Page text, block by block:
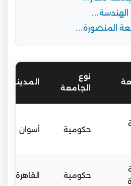
الهندسة…
المنصورة…
نوع
الجامعة
المدينة
حكومية أسوان
حكومية القاهرة